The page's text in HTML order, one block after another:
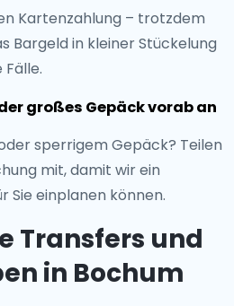
Kartenzahlung – trotzdem
Bargeld in kleiner Stückelung
großes Gepäck vorab an
sperrigem Gepäck? Teilen
mit, damit wir ein
Sie einplanen können.
Transfers und
in Bochum